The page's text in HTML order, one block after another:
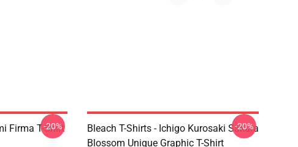
Firma T-Shirt
-20%
Bleach T-Shirts - Ichigo Kurosaki Sakura
Blossom Unique Graphic T-Shirt
-20%